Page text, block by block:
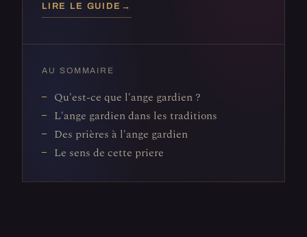
LIRE LE GUIDE →
AU SOMMAIRE
Qu'est-ce que l'ange gardien ?
L'ange gardien dans les traditions
Des prières à l'ange gardien
Le sens de cette priere